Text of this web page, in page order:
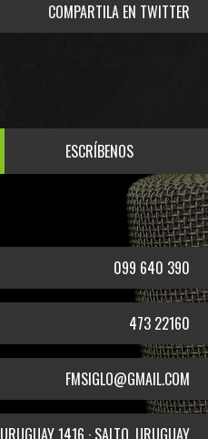
COMPARTILA EN TWITTER
ESCRÍBENOS
099 640 390
473 22160
FMSIGLO@GMAIL.COM
URUGUAY 1416 · SALTO, URUGUAY